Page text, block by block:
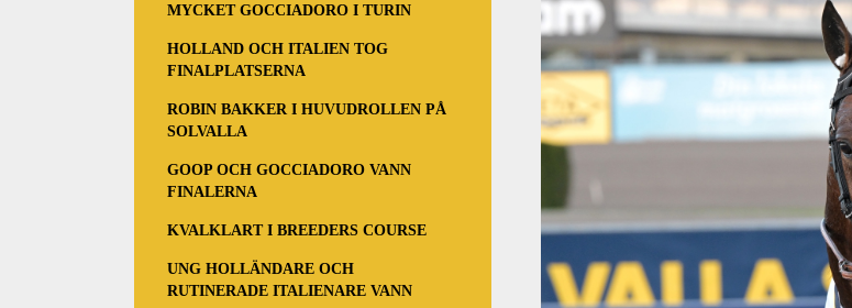
MYCKET GOCCIADORO I TURIN
HOLLAND OCH ITALIEN TOG
FINALPLATSERNA
ROBIN BAKKER I HUVUDROLLEN PÅ
SOLVALLA
GOOP OCH GOCCIADORO VANN
FINALERNA
KVALKLART I BREEDERS COURSE
UNG HOLLÄNDARE OCH
RUTINERADE ITALIENARE VANN